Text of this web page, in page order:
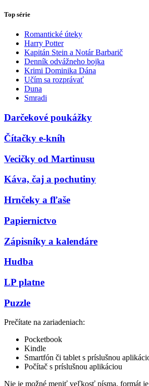
Top série
Romantické úteky
Harry Potter
Kapitán Stein a Notár Barbarič
Denník odvážneho bojka
Krimi Dominika Dána
Učím sa rozprávať
Duna
Smradi
Darčekové poukážky
Čítačky e-kníh
Vecičky od Martinusu
Káva, čaj a pochutiny
Hrnčeky a fľaše
Papiernictvo
Zápisníky a kalendáre
Hudba
LP platne
Puzzle
Prečítate na zariadeniach:
Pocketbook
Kindle
Smartfón či tablet s príslušnou
Počítač s príslušnou aplikáciou
Nie je možné meniť veľkosť písma, formát